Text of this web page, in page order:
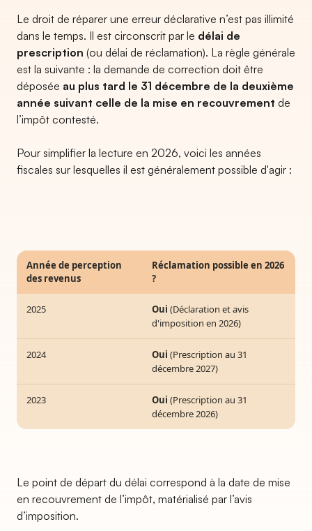
Le droit de réparer une erreur déclarative n’est pas illimité
dans le temps. Il est circonscrit par le délai de
prescription (ou délai de réclamation). La règle générale
est la suivante : la demande de correction doit être
déposée au plus tard le 31 décembre de la deuxième
année suivant celle de la mise en recouvrement de
l’impôt contesté.
Pour simplifier la lecture en 2026, voici les années
fiscales sur lesquelles il est généralement possible d'agir :
Année de perception
des revenus
Réclamation possible en 2026
?
2025 Oui (Déclaration et avis
d'imposition en 2026)
2024 Oui (Prescription au 31
décembre 2027)
2023 Oui (Prescription au 31
décembre 2026)
Le point de départ du délai correspond à la date de mise
en recouvrement de l’impôt, matérialisé par l’avis
d’imposition.